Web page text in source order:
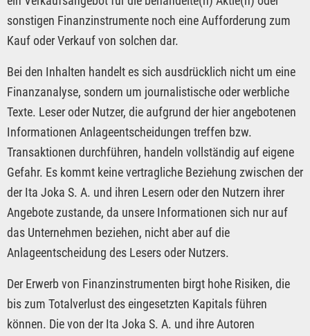
sonstigen Finanzinstrumente noch eine Aufforderung zum
Kauf oder Verkauf von solchen dar.
Bei den Inhalten handelt es sich ausdrücklich nicht um eine
Finanzanalyse, sondern um journalistische oder werbliche
Texte. Leser oder Nutzer, die aufgrund der hier angebotenen
Informationen Anlageentscheidungen treffen bzw.
Transaktionen durchführen, handeln vollständig auf eigene
Gefahr. Es kommt keine vertragliche Beziehung zwischen der
der Ita Joka S. A. und ihren Lesern oder den Nutzern ihrer
Angebote zustande, da unsere Informationen sich nur auf
das Unternehmen beziehen, nicht aber auf die
Anlageentscheidung des Lesers oder Nutzers.
Der Erwerb von Finanzinstrumenten birgt hohe Risiken, die
bis zum Totalverlust des eingesetzten Kapitals führen
können. Die von der Ita Joka S. A. und ihre Autoren